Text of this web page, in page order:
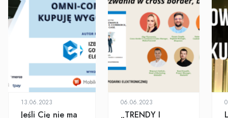
13.06.2023
Jeśli Cię nie ma
06.06.2023
„TRENDY I